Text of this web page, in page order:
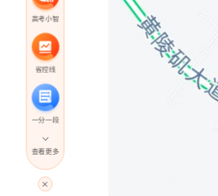
高考小智
省控线
一分一段
高考直播
查看更多